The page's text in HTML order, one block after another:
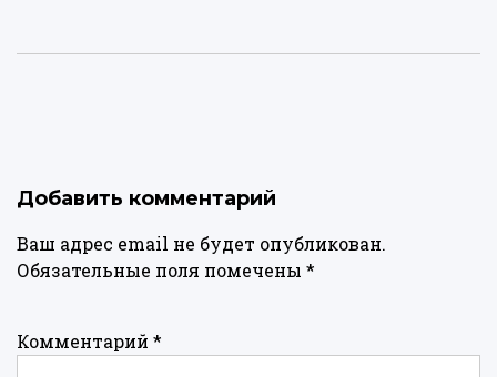
Добавить комментарий
Ваш адрес email не будет опубликован.
Обязательные поля помечены *
Комментарий *